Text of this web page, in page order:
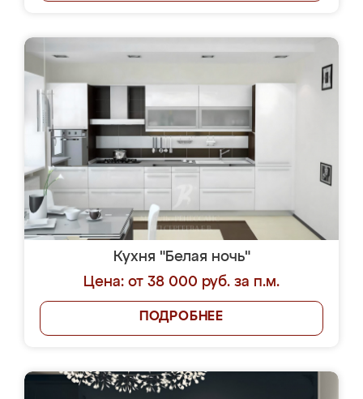
Кухня "Белая ночь"
Цена: от 38 000 руб. за п.м.
ПОДРОБНЕЕ